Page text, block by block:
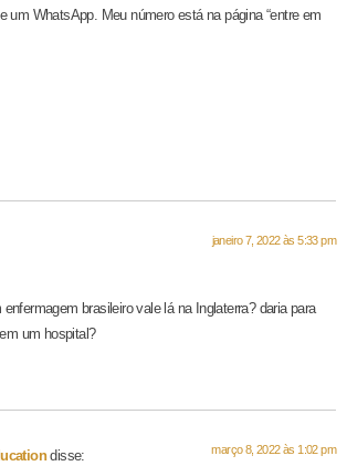
um WhatsApp. Meu número está na página “entre em
janeiro 7, 2022 às 5:33 pm
brasileiro vale lá na Inglaterra? daria para
um hospital?
disse: março 8, 2022 às 1:02 pm